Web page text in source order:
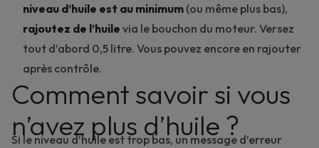
niveau d’huile est au minimum (ou même plus bas),
rajoutez de l’huile via le bouchon du moteur. Versez
tout d’abord 0,5 litre. Vous pouvez encore en rajouter
après contrôle.
Comment savoir si vous
n’avez plus d’huile ?
Si le niveau d’huile est trop bas, un message d’erreur